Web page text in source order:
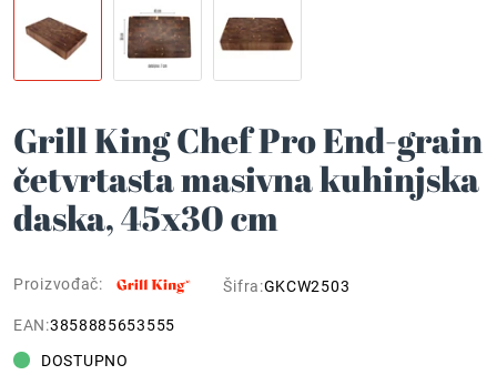
Grill King Chef Pro End-grain
četvrtasta masivna kuhinjska
daska, 45x30 cm
Proizvođač: Šifra:GKCW2503
EAN:3858885653555
DOSTUPNO